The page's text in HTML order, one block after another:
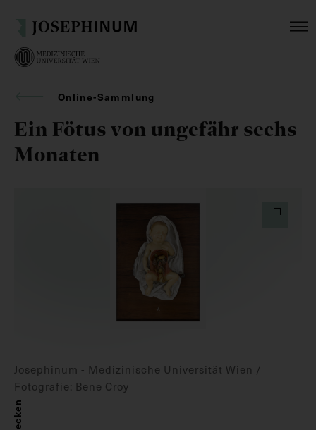
Online-Sammlung
Ein Fötus von ungefähr sechs
Monaten
Josephinum - Medizinische Universität Wien /
Fotografie: Bene Croy